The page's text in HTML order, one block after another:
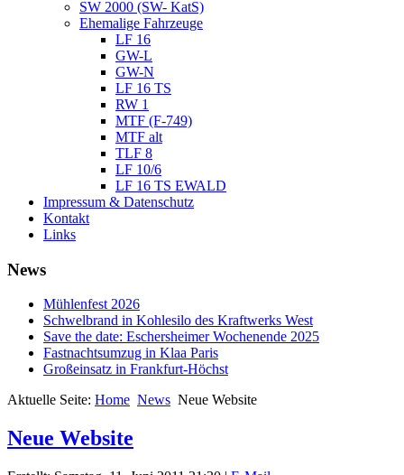
SW 2000 (SW- KatS)
Ehemalige Fahrzeuge
LF 16
GW-L
GW-N
LF 16 TS
RW 1
MTF (F-749)
MTF alt
TLF 8
LF 10/6
LF 16 TS EWALD
Impressum & Datenschutz
Kontakt
Links
News
Mühlenfest 2026
Schwelbrand in Kohlesilo des Kraftwerks West
Save the date: Eschersheimer Wochenende 2025
Fastnachtsumzug in Klaa Paris
Großeinsatz in Frankfurt-Höchst
Aktuelle Seite: Home News Neue Website
Neue Website